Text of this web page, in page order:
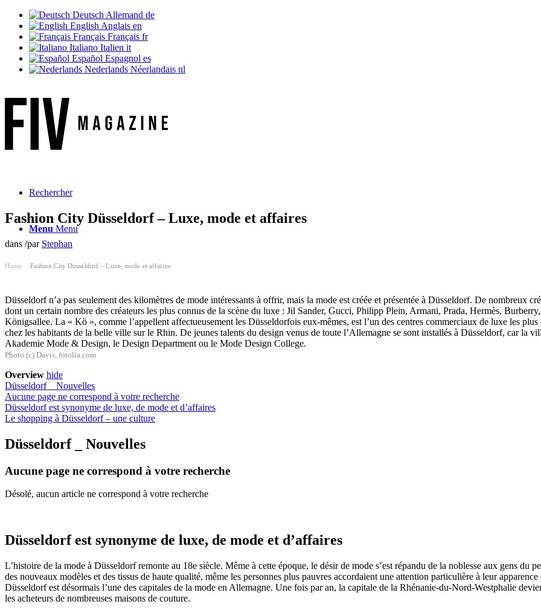
Deutsch Allemand de
English Anglais en
Français Français fr
Italiano Italien it
Español Espagnol es
Nederlands Néerlandais nl
Rechercher
Menu Menu
Fashion City Düsseldorf – Luxe, mode et affaires
dans /par Stephan
Home Fashion City Düsseldorf – Luxe, mode et affaires
Düsseldorf n’a pas seulement des kilomètres de mode intéressants à offrir, mais la mode est créée et présentée à Düsseldorf. De nombreux
dont un certain nombre des créateurs les plus connus de la scène du luxe : Jil Sander, Gucci, Philipp Plein, Armani, Prada, Hermès,
Königsallee. La « Kö », comme l’appellent affectueusement les Düsseldorfois eux-mêmes, est l’un des centres commerciaux de luxe les
chez les habitants de la belle ville sur le Rhin. De jeunes talents du design venus de toute l’Allemagne se sont installés à Düsseldorf, car la
Akademie Mode & Design, le Design Department ou le Mode Design College.
Photo (c) Davis, fotolia.com
Overview hide
Düsseldorf _ Nouvelles
Aucune page ne correspond à votre recherche
Düsseldorf est synonyme de luxe, de mode et d’affaires
Le shopping à Düsseldorf – une culture
Düsseldorf _ Nouvelles
Aucune page ne correspond à votre recherche
Désolé, aucun article ne correspond à votre recherche
Düsseldorf est synonyme de luxe, de mode et d’affaires
L’histoire de la mode à Düsseldorf remonte au 18e siècle. Même à cette époque, le désir de mode s’est répandu de la noblesse aux gens du
des nouveaux modèles et des tissus de haute qualité, même les personnes plus pauvres accordaient une attention particulière à leur
Düsseldorf est désormais l’une des capitales de la mode en Allemagne. Une fois par an, la capitale de la Rhénanie-du-Nord-Westphalie
les acheteurs de nombreuses maisons de couture.